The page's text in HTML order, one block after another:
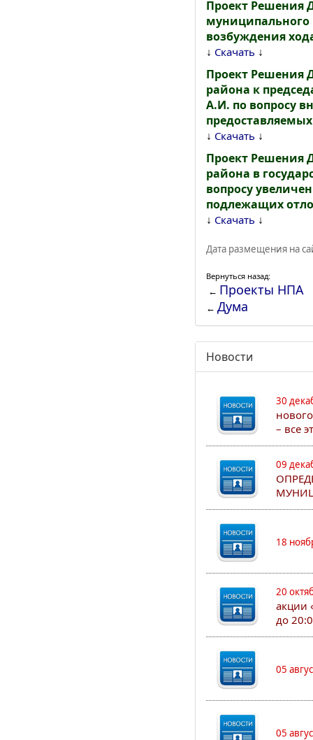
Проект Решения
муниципального
возбуждения
↓ Скачать ↓
Проект Решения
района к
А.И. по вопросу
↓ Скачать ↓
Проект Решения
района в
вопросу
подлежащих
↓ Скачать ↓
Дата размещения на
Вернуться назад:
← Проекты НПА
← Дума
Новости
30
– все
09
18
20
акции
до
05
05